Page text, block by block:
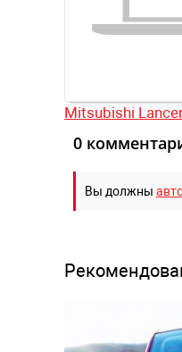
Mitsubishi
0
Вы должны